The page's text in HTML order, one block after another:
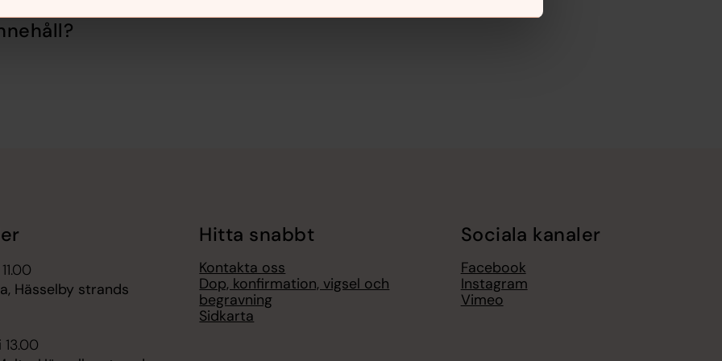
Hässelby strands
13.00
Hitta snabbt
Kontakta oss
Dop, konfirmation, vigsel och
begravning
Sidkarta
Sociala kanaler
Facebook
Instagram
Vimeo